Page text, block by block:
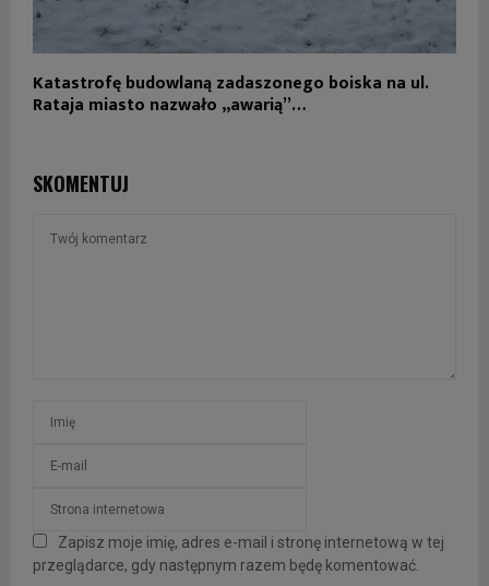
Katastrofę budowlaną zadaszonego boiska na ul.
Rataja miasto nazwało „awarią”…
SKOMENTUJ
Zapisz moje imię, adres e-mail i stronę internetową w tej
przeglądarce, gdy następnym razem będę komentować.